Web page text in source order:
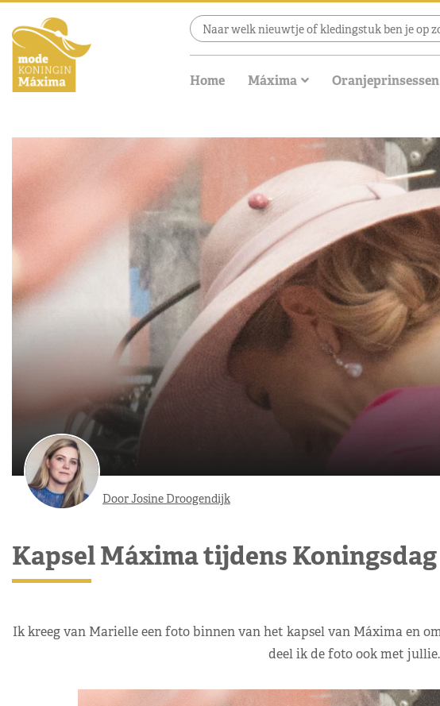
Home Máxima Oranjeprinsessen
Door Josine Droogendijk
Kapsel Máxima tijdens Koningsdag
Ik kreeg van Marielle een foto binnen van het kapsel van Máxima en
deel ik de foto ook met jullie.